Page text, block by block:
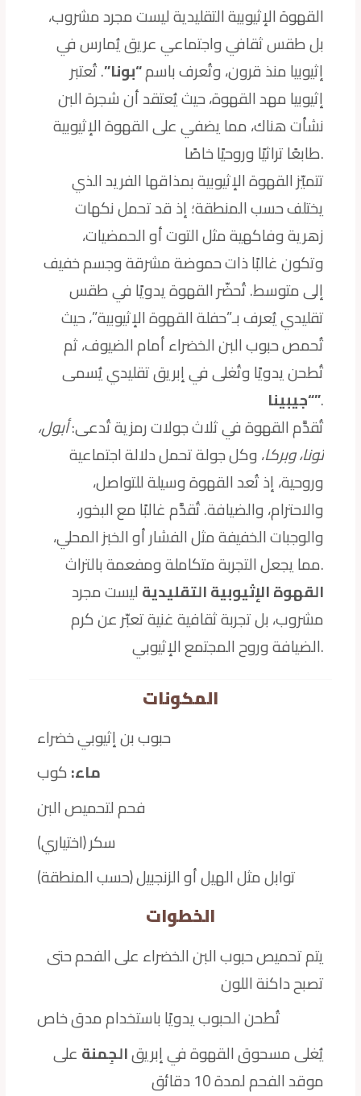
القهوة الإثيوبية التقليدية ليست مجرد مشروب،
بل طقس ثقافي واجتماعي عريق يُمارس في
إثيوبيا منذ قرون، وتُعرف باسم“بونا”. تُعتبر
إثيوبيا مهد القهوة، حيث يُعتقد أن شجرة البن
نشأت هناك، مما يضفي على القهوة الإثيوبية
طابعًا تراثيًا وروحيًا خاصًا.
تتميّز القهوة الإثيوبية بمذاقها الفريد الذي
يختلف حسب المنطقة؛ إذ قد تحمل نكهات
زهرية وفاكهية مثل التوت أو الحمضيات،
وتكون غالبًا ذات حموضة مشرقة وجسم خفيف
إلى متوسط. تُحضّر القهوة يدويًا في طقس
تقليدي يُعرف بـ”حفلة القهوة الإثيوبية”، حيث
تُحمص حبوب البن الخضراء أمام الضيوف، ثم
تُطحن يدويًا وتُغلى في إبريق تقليدي يُسمى
“جيبينا”.
تُقدَّم القهوة في ثلاث جولات رمزية تُدعى:أبول،
تونا، وبركا، وكل جولة تحمل دلالة اجتماعية
وروحية، إذ تُعد القهوة وسيلة للتواصل،
والاحترام، والضيافة. تُقدَّم غالبًا مع البخور،
والوجبات الخفيفة مثل الفشار أو الخبز المحلي،
مما يجعل التجربة متكاملة ومفعمة بالتراث.
القهوة الإثيوبية التقليديةليست مجرد
مشروب، بل تجربة ثقافية غنية تعبّر عن كرم
الضيافة وروح المجتمع الإثيوبي.
المكونات
حبوب بن إثيوبي خضراء
ماء:كوب
فحم لتحميص البن
سكر (اختياري)
توابل مثل الهيل أو الزنجبيل (حسب المنطقة)
الخطوات
يتم تحميص حبوب البن الخضراء على الفحم حتى
تصبح داكنة اللون
تُطحن الحبوب يدويًا باستخدام مدق خاص
يُغلى مسحوق القهوة في إبريقالجِمنةعلى
موقد الفحم لمدة 10 دقائق